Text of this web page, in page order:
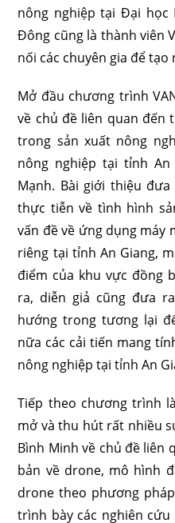
nông nghiệp tại Đại học
Đông cũng là thành viên
nối các chuyên gia để tạo
Mở đầu chương trình
về chủ đề liên quan đến
trong sản xuất nông
nông nghiệp tại tỉnh An
Mạnh. Bài giới thiệu
thực tiễn về tình hình
vấn đề về ứng dụng máy
riêng tại tỉnh An Giang,
điểm của khu vực đồng
ra, diễn giả cũng đưa
hướng trong tương lại
nữa các cải tiến mang
nông nghiệp tại tỉnh An
Tiếp theo chương trình
mở và thu hút rất nhiều
Bình Minh về chủ đề liên
bản về drone, mô hình
drone theo phương
trình bày các nghiên